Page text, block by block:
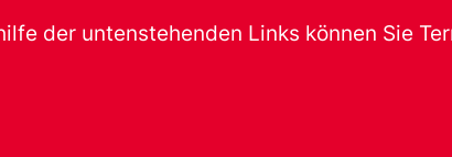
der untenstehenden Links können Sie